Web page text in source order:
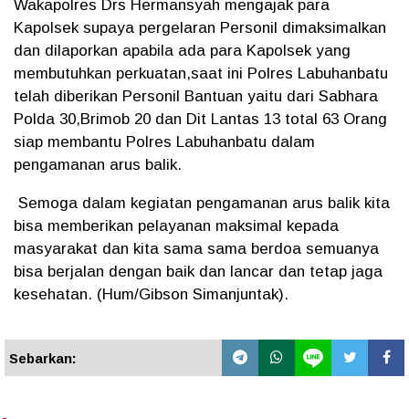
Wakapolres Drs Hermansyah mengajak para
Kapolsek supaya pergelaran Personil dimaksimalkan
dan dilaporkan apabila ada para Kapolsek yang
membutuhkan perkuatan,saat ini Polres Labuhanbatu
telah diberikan Personil Bantuan yaitu dari Sabhara
Polda 30,Brimob 20 dan Dit Lantas 13 total 63 Orang
siap membantu Polres Labuhanbatu dalam
pengamanan arus balik.
Semoga dalam kegiatan pengamanan arus balik kita
bisa memberikan pelayanan maksimal kepada
masyarakat dan kita sama sama berdoa semuanya
bisa berjalan dengan baik dan lancar dan tetap jaga
kesehatan. (Hum/Gibson Simanjuntak).
Sebarkan: